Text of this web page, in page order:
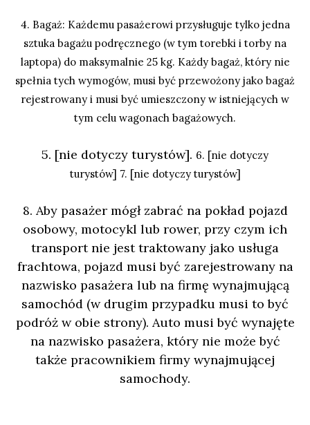
4. Bagaż: Każdemu pasażerowi przysługuje tylko jedna
sztuka bagażu podręcznego (w tym torebki i torby na
laptopa) do maksymalnie 25 kg. Każdy bagaż, który nie
spełnia tych wymogów, musi być przewożony jako bagaż
rejestrowany i musi być umieszczony w istniejących w
tym celu wagonach bagażowych.
5. [nie dotyczy turystów]. 6. [nie dotyczy
turystów] 7. [nie dotyczy turystów]
8. Aby pasażer mógł zabrać na pokład pojazd
osobowy, motocykl lub rower, przy czym ich
transport nie jest traktowany jako usługa
frachtowa, pojazd musi być zarejestrowany na
nazwisko pasażera lub na firmę wynajmującą
samochód (w drugim przypadku musi to być
podróż w obie strony). Auto musi być wynajęte
na nazwisko pasażera, który nie może być
także pracownikiem firmy wynajmującej
samochody.